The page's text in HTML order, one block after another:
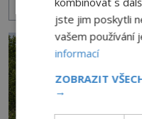
poklidném místě
Klid tu teď rozhodně
kolem 17 000 000
velká snaha to utajit,
ZOBRAZIT VÍCE
jste jim poskytli
vašem používání
informací
ZOBRAZIT
→